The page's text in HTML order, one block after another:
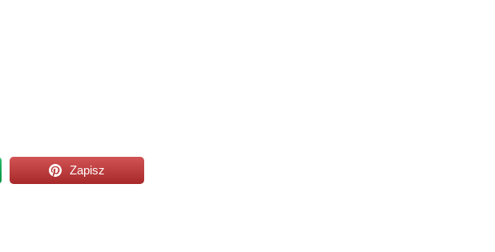
Zapisz